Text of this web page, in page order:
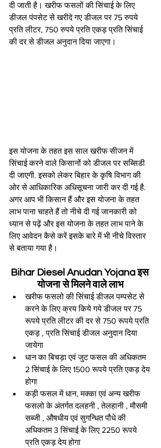
दी जाती है। खरीफ फसलों की सिंचाई के लिए
डीजल पंपसेट से खरीदे गए डीजल पर 75 रुपये
प्रति लीटर, 750 रुपये प्रति एकड़ प्रति सिंचाई
की दर से डीजल अनुदान दिया जाएगा।
इस योजना के तहत इस साल खरीफ सीजन में
सिंचाई करने वाले किसानों को डीजल पर सब्सिडी
दी जाएगी. इसको लेकर बिहार के कृषि विभाग की
ओर से आधिकारिक अधिसूचना जारी कर दी गई है.
अगर आप भी किसान हैं और इस योजना के तहत
लाभ पाना चाहते हैं तो नीचे दी गई जानकारी को
ध्यान से पढ़ें और इस योजना के तहत लाभ पाने के
लिए आवेदन कैसे करें इसके बारे में भी नीचे विस्तार
से बताया गया है।
Bihar Diesel Anudan Yojana इस
योजना से मिलने वाले लाभ
खरीफ फसलो की सिंचाई डीजल पम्पसेट से
करने के लिए क्रय किये गये डीजल पर 75
रूपये प्रति लीटर की दर से 750 रूपये प्रति
एकड़ , प्रति सिंचाई डीजल अनुदान दिया
जायेगा
धान का बिचड़ा एवं जुट फसल की अधिकतम
2 सिंचाई के लिए 1500 रूपये प्रति एकड़ देय
होगा
कड़ी फसल में धान, मक्का एवं अन्य खरीफ
फसलो के अंतर्गत दलहनी , तेलहानी , मौसमी
सब्जी , औषधीय एवं सुगन्धित पौधे की
अधिकतम 3 सिंचाई के लिए 2250 रूपये
प्रति एकड़ देय होगा